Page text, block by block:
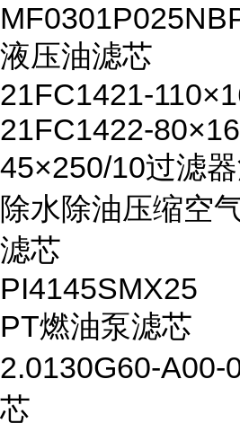
液压油滤芯
21FC1421-
21FC1422-
45×250/10过滤
除水除油压缩空
滤芯
PI4145SMX25
PT燃油泵滤芯
2.0130G60-A00-
芯